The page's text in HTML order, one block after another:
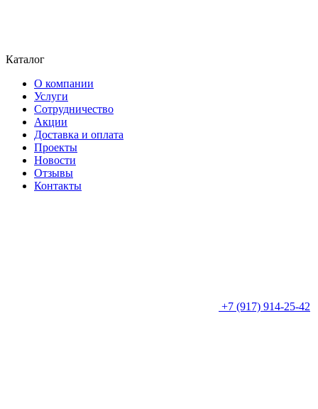
Каталог
О компании
Услуги
Сотрудничество
Акции
Доставка и оплата
Проекты
Новости
Отзывы
Контакты
+7 (917) 914-25-42